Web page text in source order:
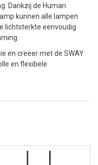
Dankzij de Human
kunnen alle lampen
lichtsterkte eenvoudig
en creëer met de SWAY
en flexibele